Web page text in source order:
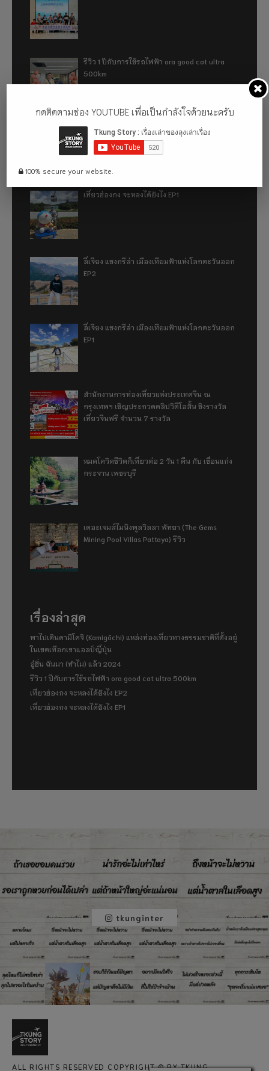
รีวิว 1 ปีกับการใช้รถไฟฟ้า ora good cat ultra
500km
เที่ยวฮ่องกง จะหลงได้ยังไง EP2
เที่ยวฮ่องกง จะหลงได้ยังไง EP1
ลี่เจียง แชงกรีล่า เมืองเทียมฟ้าแห่งโลกตะวันออก
EP2
ลี่เจียง แชงกรีล่า เมืองเทียมฟ้าแห่งโลกตะวันออก
EP1
สำนักงานการท่องเที่ยวแห่งประเทศจีน ณ
กรุงเทพฯ เชิญประกวดคลิปวิดีโอสั้น ชิงรางวัล
เที่ยวจีนฟรี จำนวน 7 รางวัล
หมดโควิดชีวิตก็เที่ยวต่อ 2 วัน 1 คืน กับ เขื่อนแก่ง
กระจาน เพชรบุรี
เดอะเจมส์ไมนิงพูลวิลลา พัทยา (The Gems
Mining Pool Villas Pattaya) รีวิว
เรื่องล่าสุด
พาไปเดินคามิโคจิ (Kamigōchi) แหล่งท่องเที่ยวทางธรรมชาติที่ตั้งอยู่
ในเขตเทือกเขาแอลป์ญี่ปุ่น
อู่ฮั่น ฉันมา (ทำไม) แล้ว 2024
รีวิว 1 ปีกับการใช้รถไฟฟ้า ora good cat ultra 500km
เที่ยวฮ่องกง จะหลงได้ยังไง EP2
เที่ยวฮ่องกง จะหลงได้ยังไง EP1
tkunginter
ALL RIGHTS RESERVED COPYRIGHT © BY TKUNG
กดติดตามช่อง YOUTUBE เพื่อเป็นกำลังใจด้วยนะครับ
100% secure your website.